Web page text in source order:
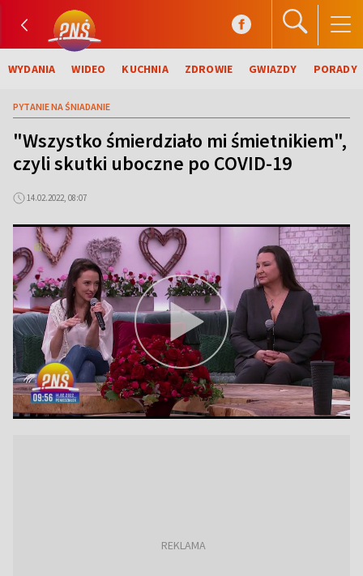
WYDANIA WIDEO KUCHNIA ZDROWIE GWIAZDY PORADY
PYTANIE NA ŚNIADANIE
"Wszystko śmierdziało mi śmietnikiem",
czyli skutki uboczne po COVID-19
14.02.2022, 08:07